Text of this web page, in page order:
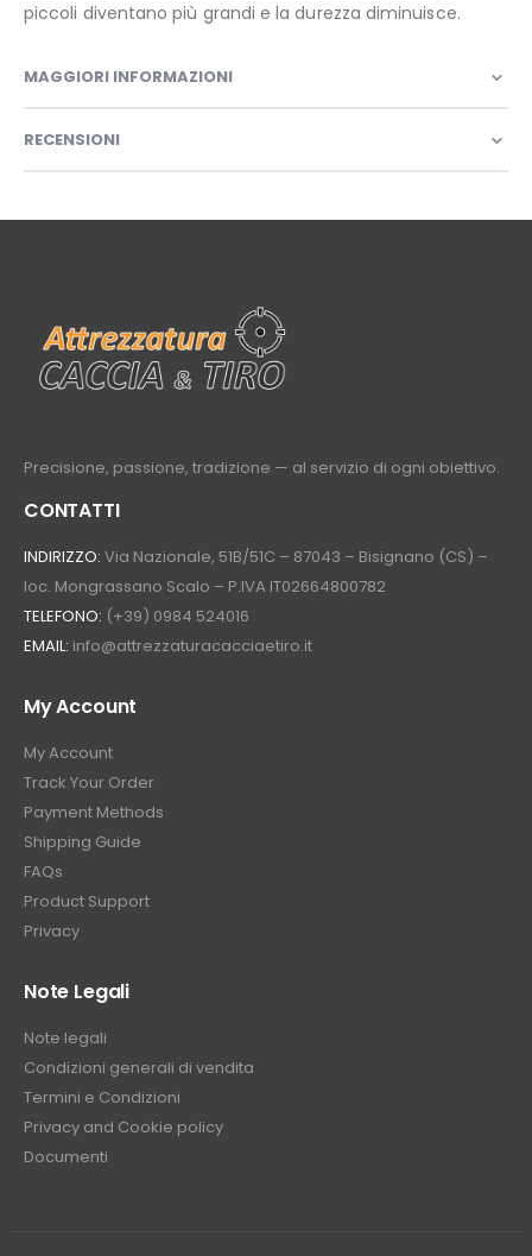
piccoli diventano più grandi e la durezza diminuisce.
MAGGIORI INFORMAZIONI
RECENSIONI
Precisione, passione, tradizione — al servizio di ogni obiettivo.
CONTATTI
INDIRIZZO: Via Nazionale, 51B/51C – 87043 – Bisignano (CS) –
loc. Mongrassano Scalo – P.IVA IT02664800782
TELEFONO: (+39) 0984 524016
EMAIL: info@attrezzaturacacciaetiro.it
My Account
My Account
Track Your Order
Payment Methods
Shipping Guide
FAQs
Product Support
Privacy
Note Legali
Note legali
Condizioni generali di vendita
Termini e Condizioni
Privacy and Cookie policy
Documenti